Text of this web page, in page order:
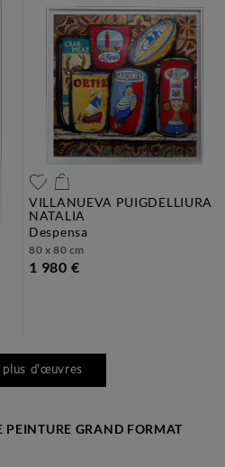
VILLANUEVA PUIGDELLIURA
NATALIA
despensa
80 x 80 cm
1 980 €
plus d'œuvres
PEINTURE GRAND FORMAT